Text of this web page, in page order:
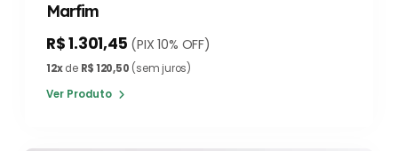
Marfim
R$ 1.301,45 (PIX 10% OFF)
12xde R$ 120,50 (sem juros)
Ver Produto